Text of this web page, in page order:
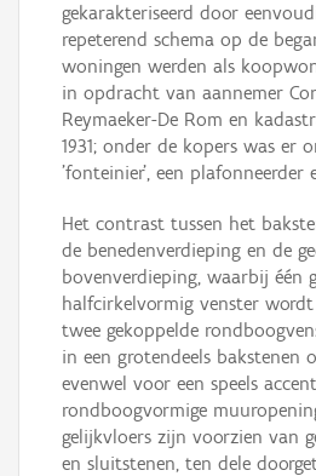
gekarakteriseerd door
repeterend schema op de
woningen werden als
in opdracht van aannemer
Reymaeker-De Rom en
1931; onder de kopers was er
'fonteinier', een plafonneerder
Het contrast tussen het
de benedenverdieping en de
bovenverdieping, waarbij één
halfcirkelvormig venster
twee gekoppelde
in een grotendeels bakstenen
evenwel voor een speels
rondboogvormige
gelijkvloers zijn voorzien van
en sluitstenen, ten dele